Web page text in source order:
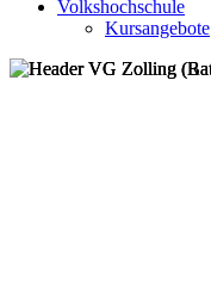
Volkshochschule
Kursangebote